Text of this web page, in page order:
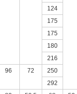
124
175
175
180
216
96 72
250
292